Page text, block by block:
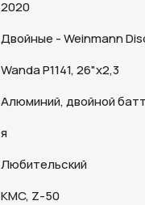
2020
Двойные - Weinmann
Wanda P1141, 26"х2,3
Алюминий, двойной
я
Любительский
KMC, Z-50